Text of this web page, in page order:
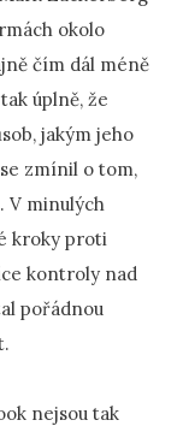
okolo
čím dál méně
úplně, že
jakým jeho
zmínil o tom,
V minulých
kroky proti
kontroly nad
pořádnou
nejsou tak